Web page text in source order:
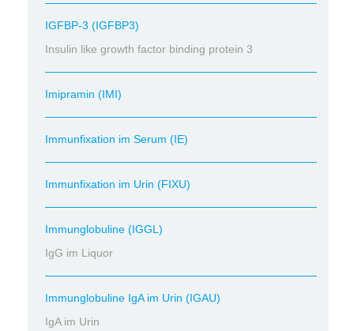
IGFBP-3 (IGFBP3)
Insulin like growth factor binding protein 3
Imipramin (IMI)
Immunfixation im Serum (IE)
Immunfixation im Urin (FIXU)
Immunglobuline (IGGL)
IgG im Liquor
Immunglobuline IgA im Urin (IGAU)
IgA im Urin